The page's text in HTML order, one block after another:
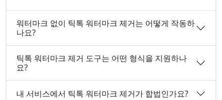
워터마크 없이 틱톡 워터마크 제거는 어떻게 작동하
나요?
틱톡 워터마크 제거 도구는 어떤 형식을 지원하나
요?
내 서비스에서 틱톡 워터마크 제거가 합법인가요?